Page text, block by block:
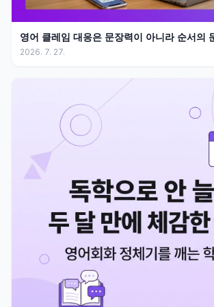
영어 클레임 대응은 문장력이 아니라 순서의
2026. 7. 27.